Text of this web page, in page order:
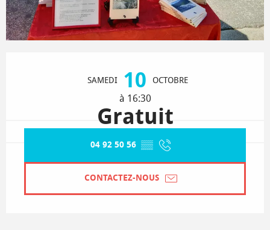
SAMEDI 10 OCTOBRE
à 16:30
Gratuit
04 92 50 56 ▒▒
CONTACTEZ-NOUS